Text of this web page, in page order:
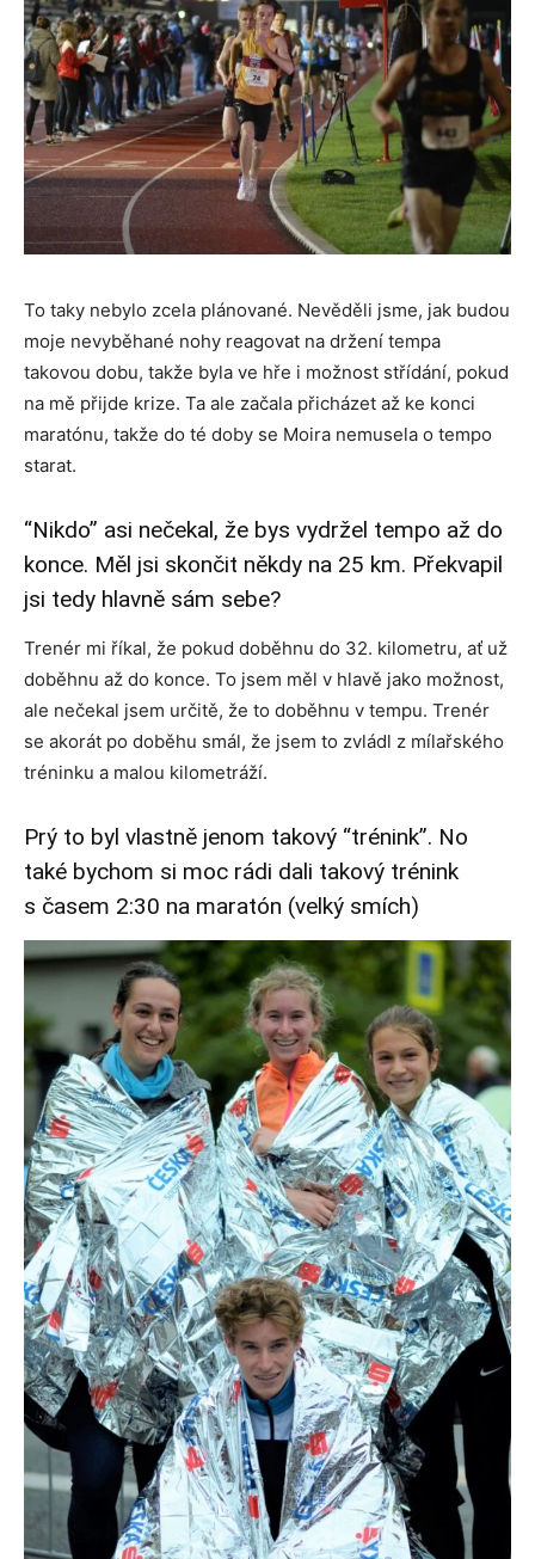
To taky nebylo zcela plánované. Nevěděli jsme, jak budou
moje nevyběhané nohy reagovat na držení tempa
takovou dobu, takže byla ve hře i možnost střídání, pokud
na mě přijde krize. Ta ale začala přicházet až ke konci
maratónu, takže do té doby se Moira nemusela o tempo
starat.
“Nikdo” asi nečekal, že bys vydržel tempo až do
konce. Měl jsi skončit někdy na 25 km. Překvapil
jsi tedy hlavně sám sebe?
Trenér mi říkal, že pokud doběhnu do 32. kilometru, ať už
doběhnu až do konce. To jsem měl v hlavě jako možnost,
ale nečekal jsem určitě, že to doběhnu v tempu. Trenér
se akorát po doběhu smál, že jsem to zvládl z mílařského
tréninku a malou kilometráží.
Prý to byl vlastně jenom takový “trénink”. No
také bychom si moc rádi dali takový trénink
s časem 2:30 na maratón (velký smích)